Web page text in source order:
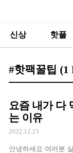
신상 핫플
#핫팩꿀팁 (1
요즘 내가 다
는 이유
2022.12.23
안녕하세요 여러분